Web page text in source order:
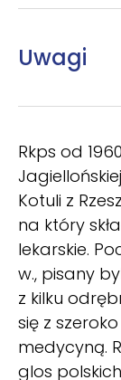
Uwagi
Rkps od
Kotuli z
na który
lekarskie.
w., pisany
z kilku
się z
medycyną.
glos